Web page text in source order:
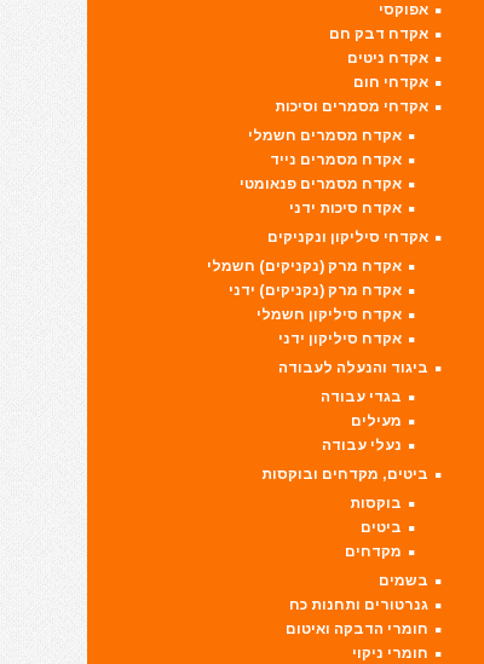
אפוקסי
אקדח דבק חם
אקדח ניטים
אקדחי חום
אקדחי מסמרים וסיכות
אקדח מסמרים חשמלי
אקדח מסמרים נייד
אקדח מסמרים פנאומטי
אקדח סיכות ידני
אקדחי סיליקון ונקניקים
אקדח מרק (נקניקים) חשמלי
אקדח מרק (נקניקים) ידני
אקדח סיליקון חשמלי
אקדח סיליקון ידני
ביגוד והנעלה לעבודה
בגדי עבודה
מעילים
נעלי עבודה
ביטים, מקדחים ובוקסות
בוקסות
ביטים
מקדחים
בשמים
גנרטורים ותחנות כח
חומרי הדבקה ואיטום
חומרי ניקוי